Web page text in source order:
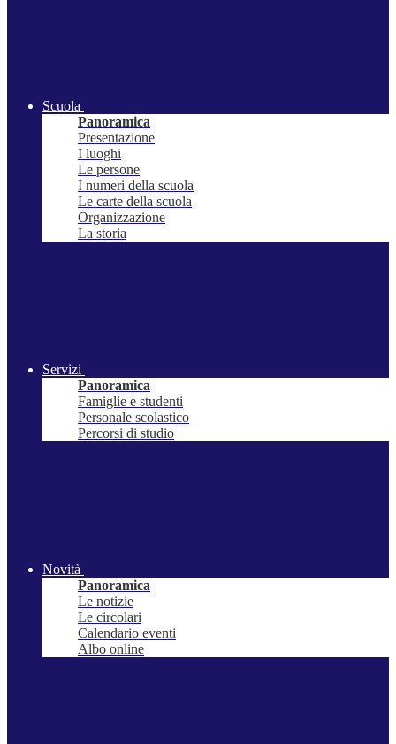
Scuola
Panoramica
Presentazione
I luoghi
Le persone
I numeri della scuola
Le carte della scuola
Organizzazione
La storia
Servizi
Panoramica
Famiglie e studenti
Personale scolastico
Percorsi di studio
Novità
Panoramica
Le notizie
Le circolari
Calendario eventi
Albo online